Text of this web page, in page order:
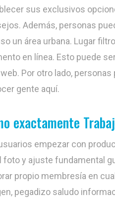
sus exclusivos
Además, personas
un área urbana. Lugar
en línea. Esto puede
Por otro lado,
gente aquí.
exactamente
empezar con
foto y ajuste fundamental
propio membresía en
pegadizo saludo